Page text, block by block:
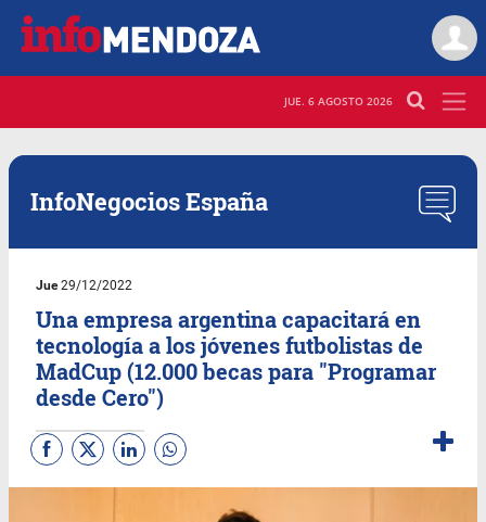
JUE. 6 AGOSTO 2026
InfoNegocios España
Jue29/12/2022
Una empresa argentina capacitará en
tecnología a los jóvenes futbolistas de
MadCup (12.000 becas para "Programar
desde Cero")